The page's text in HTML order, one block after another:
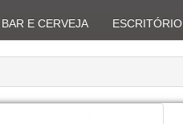
BAR E CERVEJA ESCRITÓRIO